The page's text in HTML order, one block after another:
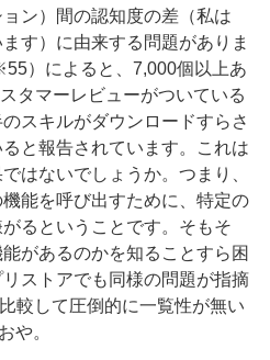
ン）間の認知度の差（私は
す）に由来する問題がありま
）によると、7,000個以上あ
タマーレビューがついている
スキルがダウンロードすらさ
と報告されています。これは
はないでしょうか。つまり、
能を呼び出すために、特定の
るということです。そもそ
があるのかを知ることすら困
ストアでも同様の問題が指摘
較して圧倒的に一覧性が無い
や。